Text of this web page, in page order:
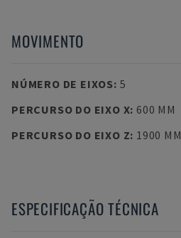
MOVIMENTO
NÚMERO DE EIXOS: 5
PERCURSO DO EIXO X: 600 MM
PERCURSO DO EIXO Z: 1900 MM
ESPECIFICAÇÃO TÉCNICA